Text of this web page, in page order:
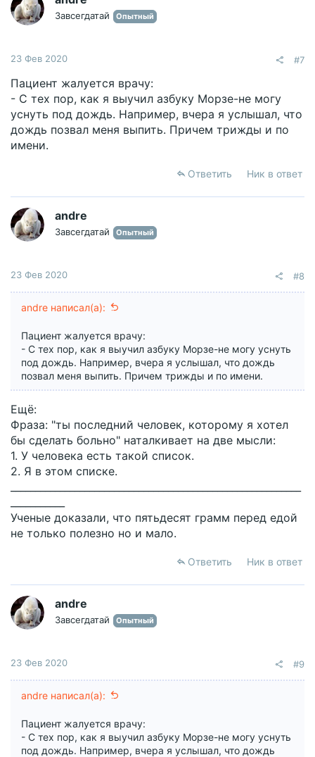
и
:
Завсегдатай Опытный
23 Фев 2020 #7
Пациент жалуется врачу:
- С тех пор, как я выучил азбуку Морзе-не могу
уснуть под дождь. Например, вчера я услышал, что
дождь позвал меня выпить. Причем трижды и по
имени.
Ответить Ник в ответ
andre
Завсегдатай Опытный
23 Фев 2020 #8
andre написал(а):
Пациент жалуется врачу:
- С тех пор, как я выучил азбуку Морзе-не могу уснуть
под дождь. Например, вчера я услышал, что дождь
позвал меня выпить. Причем трижды и по имени.
Ещё:
Фраза: "ты последний человек, которому я хотел
бы сделать больно" наталкивает на две мысли:
1. У человека есть такой список.
2. Я в этом списке.
Ученые доказали, что пятьдесят грамм перед едой
не только полезно но и мало.
Ответить Ник в ответ
andre
Завсегдатай Опытный
23 Фев 2020 #9
andre написал(а):
Пациент жалуется врачу:
- С тех пор, как я выучил азбуку Морзе-не могу уснуть
под дождь. Например, вчера я услышал, что дождь